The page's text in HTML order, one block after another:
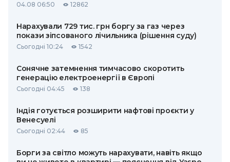
04.08 06:50 12862
Нарахували 729 тис. грн боргу за газ через
покази зіпсованого лічильника (рішення суду)
Сьогодні 10:24 1542
Сонячне затемнення тимчасово скоротить
генерацію електроенергії в Європі
Сьогодні 04:45 138
Індія готується розширити нафтові проєкти у
Венесуелі
Сьогодні 02:44 85
Борги за світло можуть нарахувати, навіть якщо